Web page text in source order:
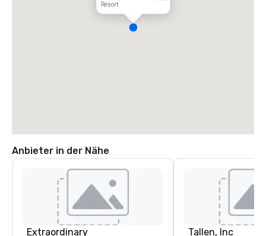
Resort
Anbieter in der Nähe
Extraordinary Tallen, Inc